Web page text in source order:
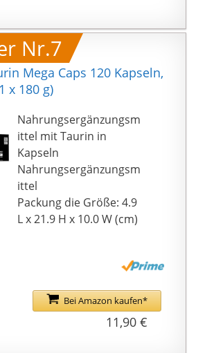
ZUSÄTZE: Taurin
Kapseln von Now Foods
sind glutenfrei und
ohne Gentechnik
hergestellt
WICHTIGE
NÄHRSTOFFE: Taurin
von Now Foods enthält
1.000 mg Taurin, eine
Aminosäure, die viele
verschiedene Prozesse
im menschlichen
Nr.7
Mega Caps 120 Kapseln,
x 180 g)
Nahrungsergänzungsm
ittel mit Taurin in
Kapseln
Nahrungsergänzungsm
ittel
Packung die Größe: 4.9
L x 21.9 H x 10.0 W (cm)
Bei Amazon kaufen*
11,90 €